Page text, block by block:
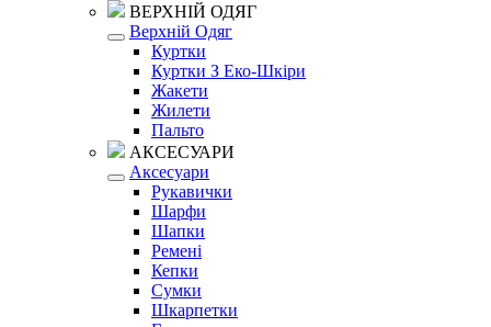
ВЕРХНІЙ ОДЯГ
Верхній Одяг
Куртки
Куртки З Еко-Шкіри
Жакети
Жилети
Пальто
АКСЕСУАРИ
Аксесуари
Рукавички
Шарфи
Шапки
Ремені
Кепки
Сумки
Шкарпетки